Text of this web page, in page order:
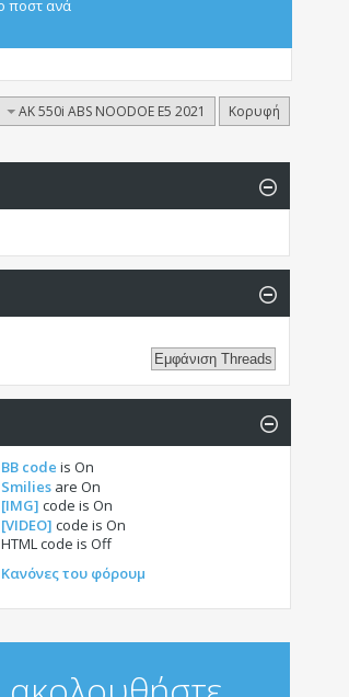
ποστ ανά
AK 550i ABS NOODOE E5 2021 Κορυφή
BB code is On
Smiliesare On
[IMG] code is On
[VIDEO] code is On
HTML code is Off
Κανόνες του φόρουμ